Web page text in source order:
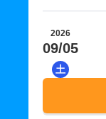
2026
09/05
土